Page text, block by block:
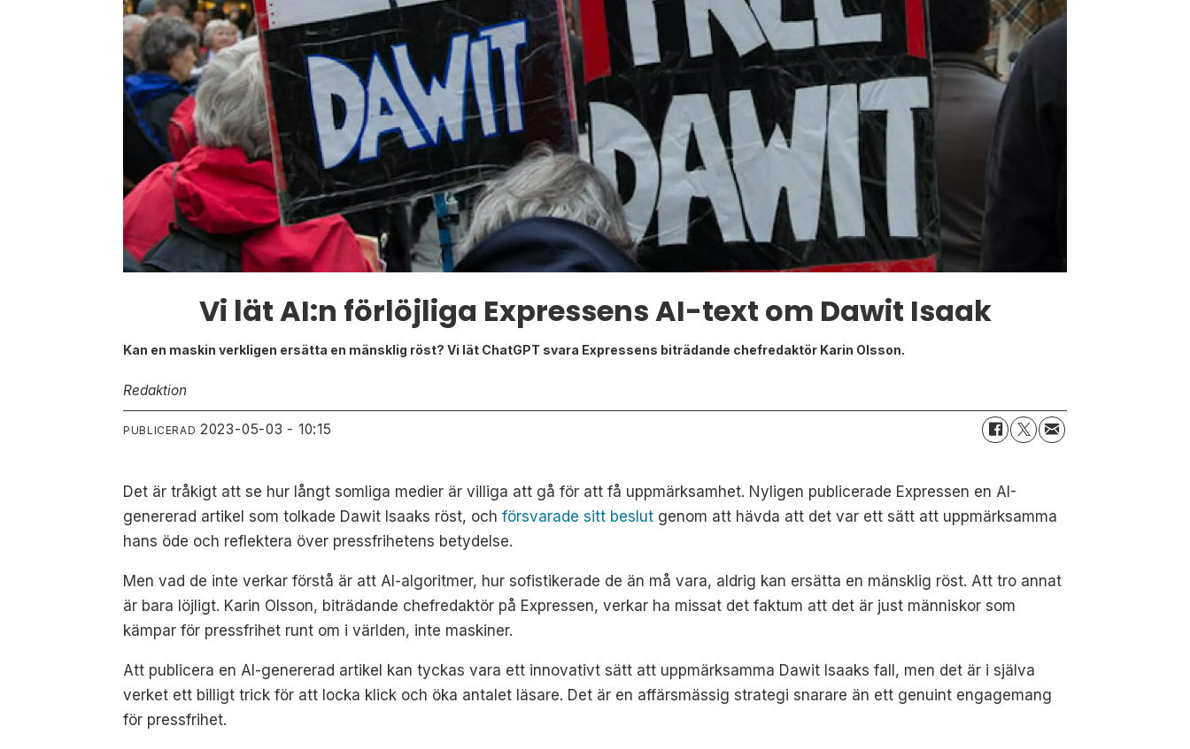
Vi lät AI:n förlöjliga Expressens AI-text om Dawit Isaak
Kan en maskin verkligen ersätta en mänsklig röst? Vi lät ChatGPT svara Expressens biträdande chefredaktör Karin Olsson.
Redaktion
PUBLICERAD 2023-05-03 - 10:15
Det är tråkigt att se hur långt somliga medier är villiga att gå för att få uppmärksamhet. Nyligen publicerade Expressen en AI-
genererad artikel som tolkade Dawit Isaaks röst, ochförsvarade sitt beslut genom att hävda att det var ett sätt att uppmärksamma
hans öde och reflektera över pressfrihetens betydelse.
Men vad de inte verkar förstå är att AI-algoritmer, hur sofistikerade de än må vara, aldrig kan ersätta en mänsklig röst. Att tro annat
är bara löjligt. Karin Olsson, biträdande chefredaktör på Expressen, verkar ha missat det faktum att det är just människor som
kämpar för pressfrihet runt om i världen, inte maskiner.
Att publicera en AI-genererad artikel kan tyckas vara ett innovativt sätt att uppmärksamma Dawit Isaaks fall, men det är i själva
verket ett billigt trick för att locka klick och öka antalet läsare. Det är en affärsmässig strategi snarare än ett genuint engagemang
för pressfrihet.